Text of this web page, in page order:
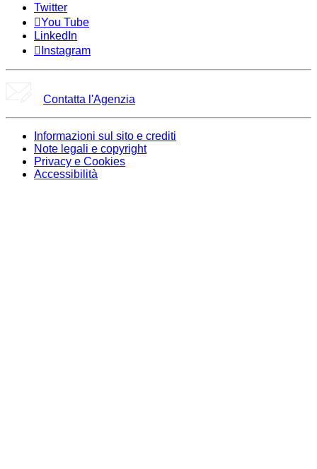
Twitter
You Tube
LinkedIn
Instagram
Contatta l'Agenzia
Informazioni sul sito e crediti
Note legali e copyright
Privacy e Cookies
Accessibilità